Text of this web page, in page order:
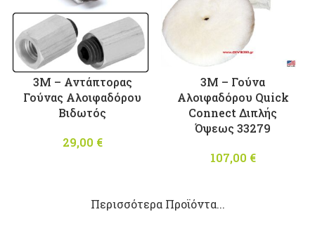
3M – Αντάπτορας
Γούνας Αλοιφαδόρου
Βιδωτός
29,00 €
3M – Γούνα
Αλοιφαδόρου Quick
Connect Διπλής
Όψεως 33279
107,00 €
Περισσότερα Προϊόντα...